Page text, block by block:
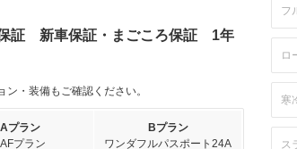
保証 新車保証・まごころ保証 1年
・装備もご確認ください。
Aプラン
プラン
Bプラン
ワンダフルパスポート24A
フ
ロ
寒
ス